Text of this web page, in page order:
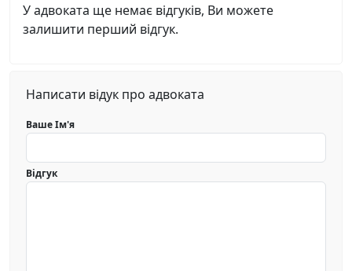
У адвоката ще немає відгуків, Ви можете
залишити перший відгук.
Написати відук про адвоката
Ваше Ім'я
Відгук